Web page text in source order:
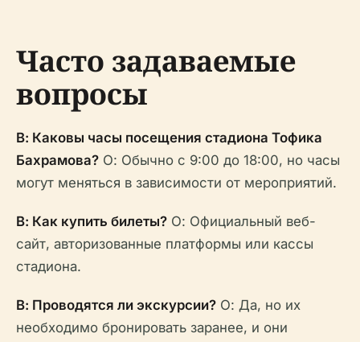
Часто задаваемые
вопросы
В: Каковы часы посещения стадиона Тофика
Бахрамова? О: Обычно с 9:00 до 18:00, но часы
могут меняться в зависимости от мероприятий.
В: Как купить билеты? О: Официальный веб-
сайт, авторизованные платформы или кассы
стадиона.
В: Проводятся ли экскурсии? О: Да, но их
необходимо бронировать заранее, и они